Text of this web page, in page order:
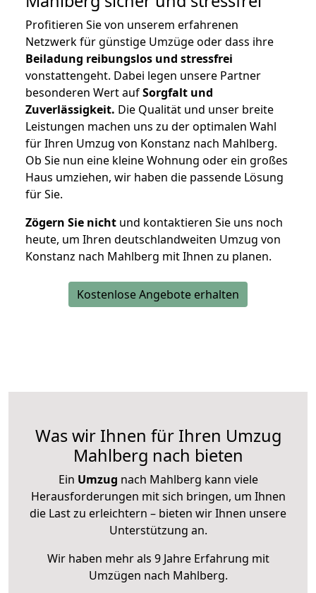
Profitieren Sie von unserem erfahrenen
Netzwerk für günstige Umzüge oder dass ihre
Beiladung reibungslos und stressfrei
vonstattengeht. Dabei legen unsere Partner
besonderen Wert aufSorgfalt und
Zuverlässigkeit. Die Qualität und unser breite
Leistungen machen uns zu der optimalen Wahl
für Ihren Umzug von Konstanz nach Mahlberg.
Ob Sie nun eine kleine Wohnung oder ein großes
Haus umziehen, wir haben die passende Lösung
für Sie.
Zögern Sie nicht und kontaktieren Sie uns noch
heute, um Ihren deutschlandweiten Umzug von
Konstanz nach Mahlberg mit Ihnen zu planen.
Kostenlose Angebote erhalten
Was wir Ihnen für Ihren Umzug
Mahlberg nach bieten
Ein Umzug nach Mahlberg kann viele
Herausforderungen mit sich bringen, um Ihnen
die Last zu erleichtern – bieten wir Ihnen unsere
Unterstützung an.
Wir haben mehr als 9 Jahre Erfahrung mit
Umzügen nach Mahlberg.